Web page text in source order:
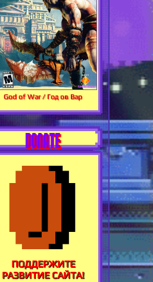
God of War / Год ов Вар
DONATE
ПОДДЕРЖИТЕ
РАЗВИТИЕ САЙТА!